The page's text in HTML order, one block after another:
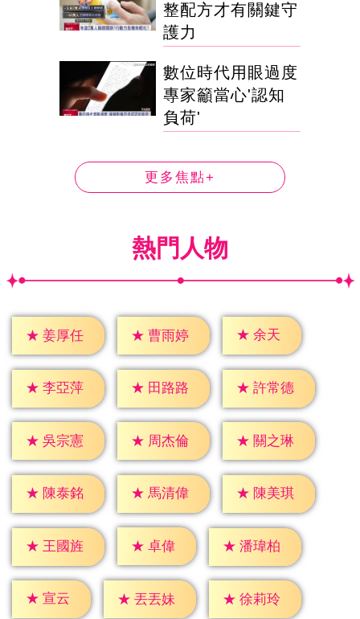
整配方才有關鍵守
護力
數位時代用眼過度
專家籲當心'認知
負荷'
更多焦點+
熱門人物
★ 姜厚任 ★ 曹雨婷 ★ 余天
★ 李亞萍 ★ 田路路 ★ 許常德
★ 吳宗憲 ★ 周杰倫 ★ 關之琳
★ 陳泰銘 ★ 馬清偉 ★ 陳美琪
★ 王國旌 ★ 卓偉 ★ 潘瑋柏
★ 宣云 ★ 丟丟妹 ★ 徐莉玲